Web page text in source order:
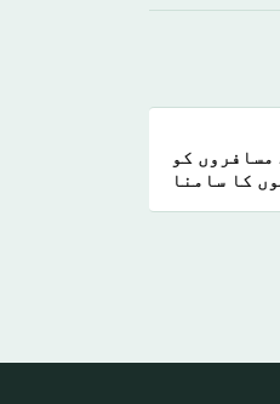
کو
کا سامنا